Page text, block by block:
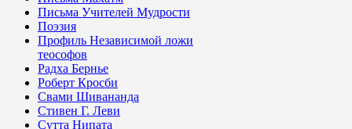
Письма Учителей Мудрости
Поэзия
Профиль Независимой ложи
теософов
Радха Бернье
Роберт Кросби
Свами Шивананда
Стивен Г. Леви
Сутта Нипата